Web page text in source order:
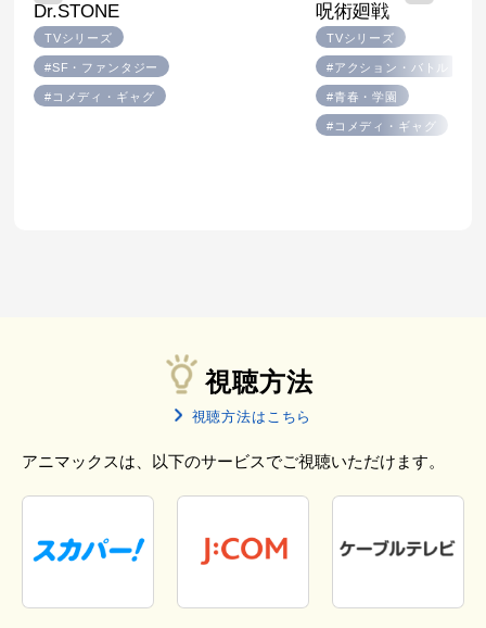
Dr.STONE
TVシリーズ
#SF・ファンタジー
#コメディ・ギャグ
呪術廻戦
TVシリーズ
#アクション・バトル
#青春・学園
#コメディ・ギャグ
視聴方法
視聴方法はこちら
アニマックスは、以下のサービスでご視聴いただけます。